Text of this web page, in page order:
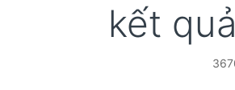
kết